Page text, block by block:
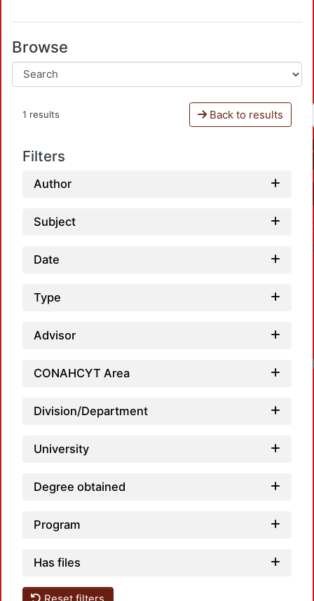
Browse
1 results Back to results
Filters
Author
Subject
Date
Type
Advisor
CONAHCYT Area
Division/Department
University
Degree obtained
Program
Has files